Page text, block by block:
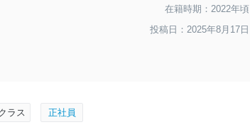
在籍時期：2022年頃
投稿日：2025年8月17日
ラス 正社員